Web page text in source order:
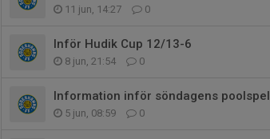
11 jun, 14:27 0
Inför Hudik Cup 12/13-6
8 jun, 21:54 0
Information inför söndagens poolspel
5 jun, 08:59 0